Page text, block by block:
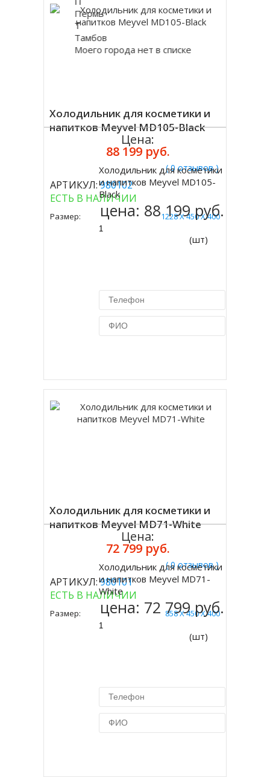
Холодильник для косметики и
напитков Meyvel MD105-Black
( 0 отзывов )
АРТИКУЛ:980102
ЕСТЬ В НАЛИЧИИ
Размер: 1228 Х 450 Х 400
Цена:
88 199 руб.
Холодильник для косметики
и напитков Meyvel MD105-
Black
цена: 88 199 руб.
(шт)
Холодильник для косметики и
напитков Meyvel MD71-White
( 0 отзывов )
АРТИКУЛ:980101
ЕСТЬ В НАЛИЧИИ
Размер: 858 Х 450 Х 400
Цена:
72 799 руб.
Холодильник для косметики
и напитков Meyvel MD71-
White
цена: 72 799 руб.
(шт)
Пермь
Т
Тамбов
Моего города нет в списке